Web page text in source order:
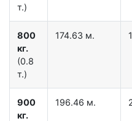
т.)
800
кг.
(0.8
т.)
174.63 м.
900
кг.
196.46 м.